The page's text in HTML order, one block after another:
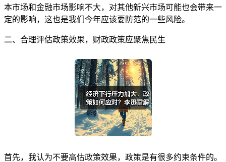
本市场和金融市场影响不大，对其他新兴市场可能也会带来一
定的影响，这也是我们今年应该要防范的一些风险。
二、合理评估政策效果，财政政策应聚焦民生
首先，我认为不要高估政策效果，政策是有很多约束条件的。